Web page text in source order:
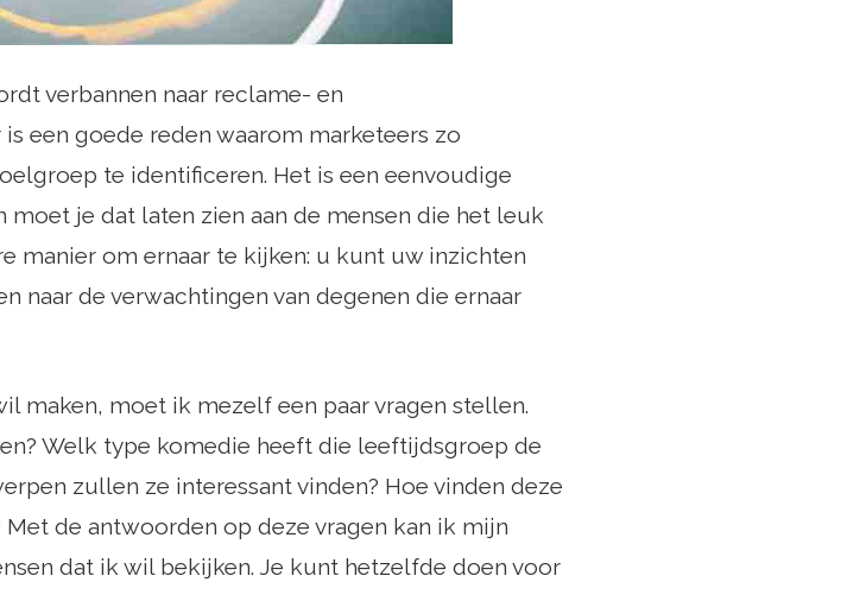
verbannen naar reclame- en
een goede reden waarom marketeers zo
te identificeren. Het is een eenvoudige
moet je dat laten zien aan de mensen die het leuk
manier om ernaar te kijken: u kunt uw inzichten
naar de verwachtingen van degenen die ernaar
maken, moet ik mezelf een paar vragen stellen.
Welk type komedie heeft die leeftijdsgroep de
zullen ze interessant vinden? Hoe vinden deze
de antwoorden op deze vragen kan ik mijn
dat ik wil bekijken. Je kunt hetzelfde doen voor